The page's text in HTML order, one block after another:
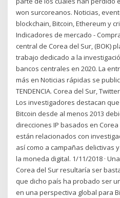
won surcoreanos. Noticias,
blockchain, Bitcoin, Ethereum y
Indicadores de mercado -
central de Corea del Sur, (BOK)
trabajo dedicado a la
bancos centrales en 2020. La
más en Noticias rápidas se
TENDENCIA. Corea del Sur,
Los investigadores destacan
Bitcoin desde al menos 2013
direcciones IP basados en
están relacionados con
así como a campañas delictivas
la moneda digital. 1/11/2018 ·
Corea del Sur resultaría ser
que dicho país ha probado ser
en una perspectiva global para